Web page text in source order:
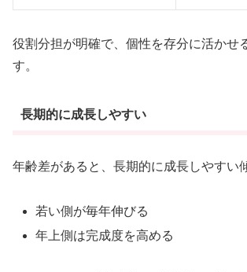
役割分担が明確で、個性を存分に活かせ
す。
長期的に成長しやすい
年齢差があると、長期的に成長しやすい
若い側が毎年伸びる
年上側は完成度を高める